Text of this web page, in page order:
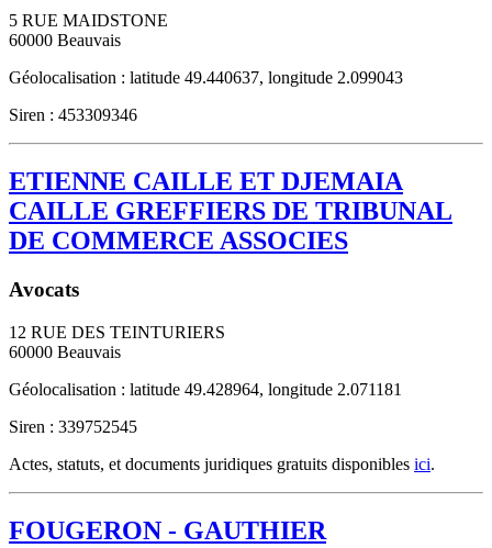
5 RUE MAIDSTONE
60000 Beauvais
Géolocalisation : latitude 49.440637, longitude 2.099043
Siren : 453309346
ETIENNE CAILLE ET DJEMAIA
CAILLE GREFFIERS DE TRIBUNAL
DE COMMERCE ASSOCIES
Avocats
12 RUE DES TEINTURIERS
60000 Beauvais
Géolocalisation : latitude 49.428964, longitude 2.071181
Siren : 339752545
Actes, statuts, et documents juridiques gratuits disponibles ici.
FOUGERON - GAUTHIER